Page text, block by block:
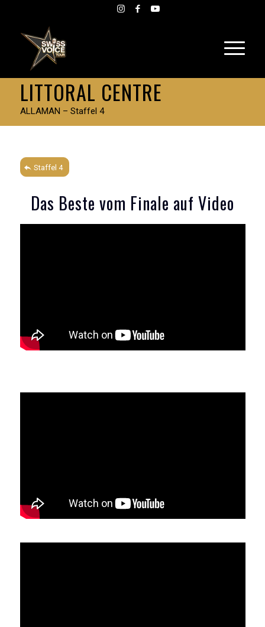
LITTORAL CENTRE
ALLAMAN – Staffel 4
Staffel 4
Das Beste vom Finale auf Video